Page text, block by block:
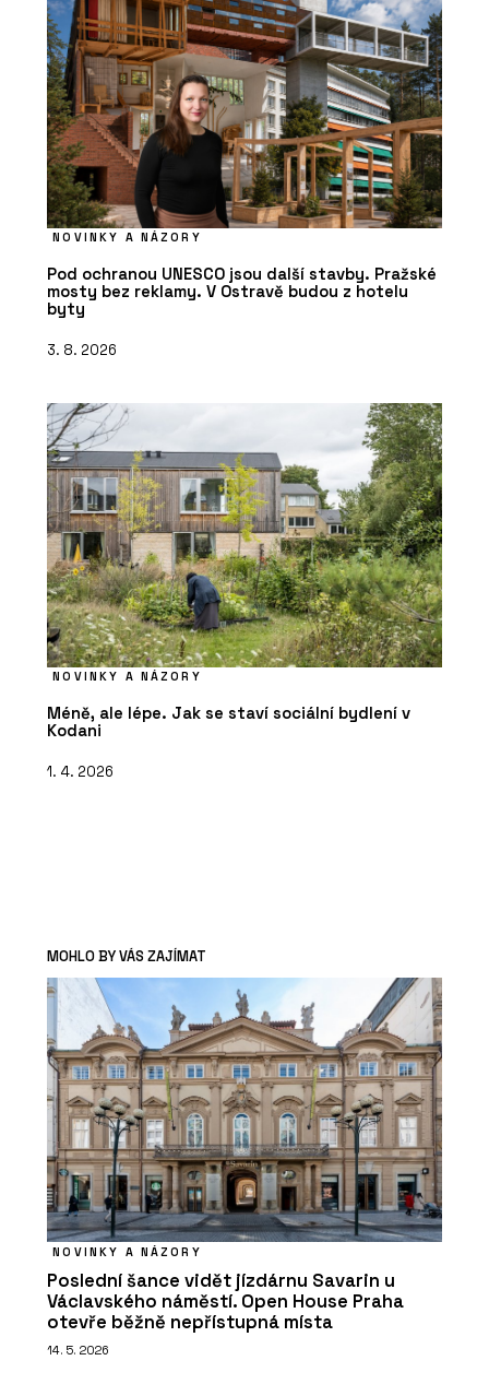
NOVINKY A NÁZORY
Pod ochranou UNESCO jsou další stavby. Pražské
mosty bez reklamy. V Ostravě budou z hotelu
byty
3. 8. 2026
NOVINKY A NÁZORY
Méně, ale lépe. Jak se staví sociální bydlení v
Kodani
1. 4. 2026
MOHLO BY VÁS ZAJÍMAT
NOVINKY A NÁZORY
Poslední šance vidět jízdárnu Savarin u
Václavského náměstí. Open House Praha
otevře běžně nepřístupná místa
14. 5. 2026